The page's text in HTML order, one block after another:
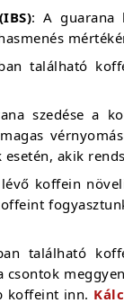
: A guarana
található
szedése a
akik
koffein
található
csontok
koffeint inn.